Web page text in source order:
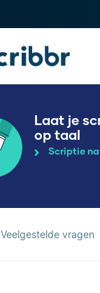
Laat je
op taal
Scriptie
Veelgestelde vragen